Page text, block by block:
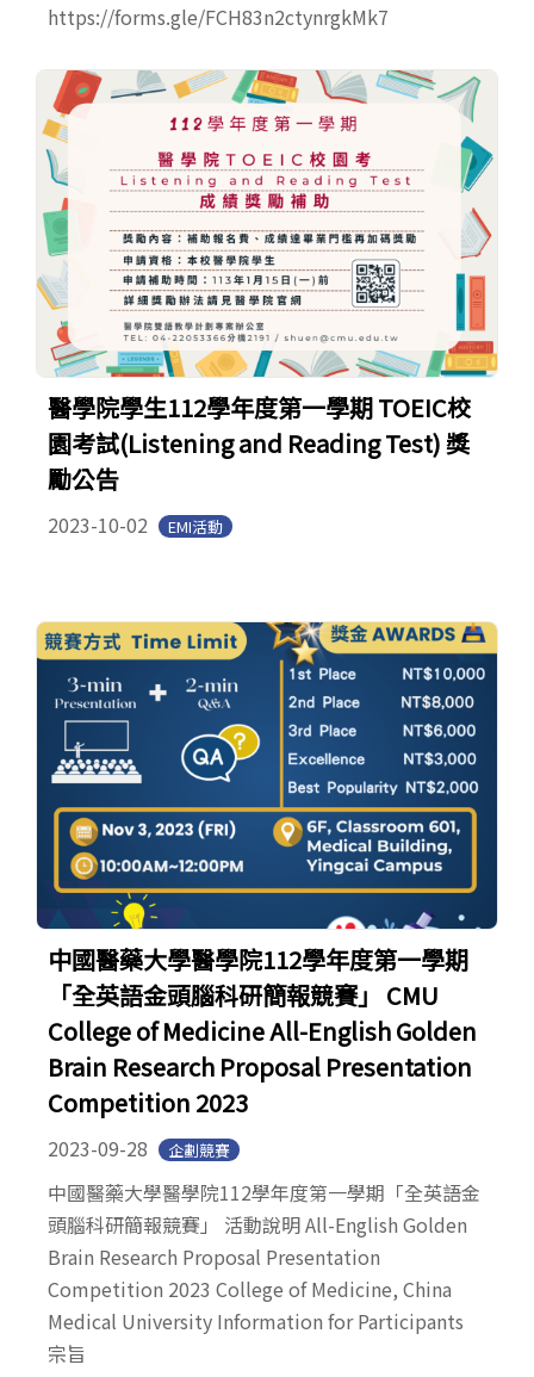
https://forms.gle/FCH83n2ctynrgkMk7
醫學院學生112學年度第一學期 TOEIC校
園考試(Listening and Reading Test) 獎
勵公告
2023-10-02 EMI活動
中國醫藥大學醫學院112學年度第一學期
「全英語金頭腦科研簡報競賽」 CMU
College of Medicine All-English Golden
Brain Research Proposal Presentation
Competition 2023
2023-09-28 企劃競賽
中國醫藥大學醫學院112學年度第一學期「全英語金
頭腦科研簡報競賽」 活動說明 All-English Golden
Brain Research Proposal Presentation
Competition 2023 College of Medicine, China
Medical University Information for Participants
宗旨